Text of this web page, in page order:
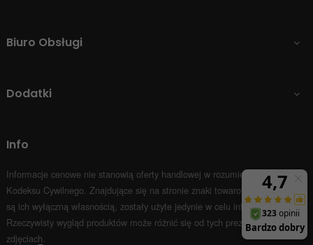
Biuro Obsługi 
Dodatki 
Info
Informacje cenowe nie stanowią oferty handlowej w rozumieniu Art.66 par.1
Kodeksu Cywilnego. Znajdujące się na stronie znaki towarowe i nazwy firm
są ich wyłączną własnością, zostały użyte jedynie w celu informacyjnym.
Rzeczywisty wygląd produktów może różnić się od tych prezentowanych na
zdjęciach.